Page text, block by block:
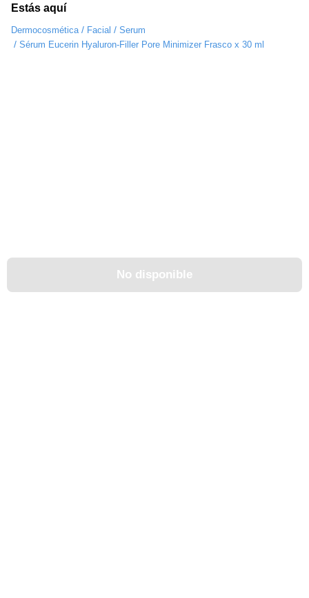
Estás aquí
Dermocosmética / Facial / Serum
/ Sérum Eucerin Hyaluron-Filler Pore Minimizer Frasco x 30 ml
No disponible